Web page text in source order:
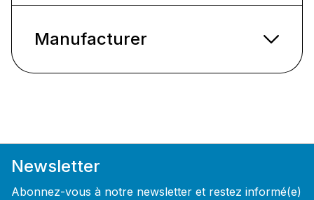
Manufacturer
Newsletter
Abonnez-vous à notre newsletter et restez informé(e)